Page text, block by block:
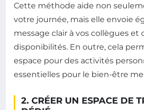
Cette méthode aide non
votre journée, mais elle envoie
message clair à vos collègues et
disponibilités. En outre, cela
espace pour des activités
essentielles pour le bien-être
2. CRÉER UN ESPACE DE